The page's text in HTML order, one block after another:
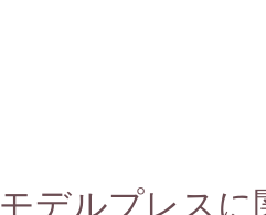
モデルプレスに